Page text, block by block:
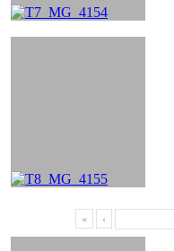
« ‹